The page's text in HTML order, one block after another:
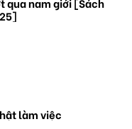
làm việc